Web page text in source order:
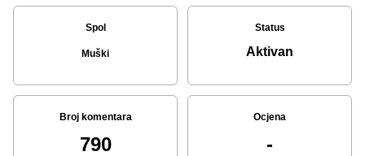
Spol
Muški
Status
Aktivan
Broj komentara
790
Ocjena
-